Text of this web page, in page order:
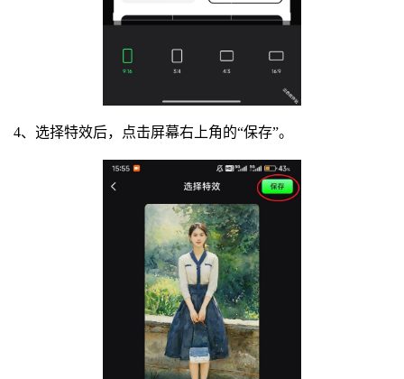
4、选择特效后，点击屏幕右上角的“保存”。